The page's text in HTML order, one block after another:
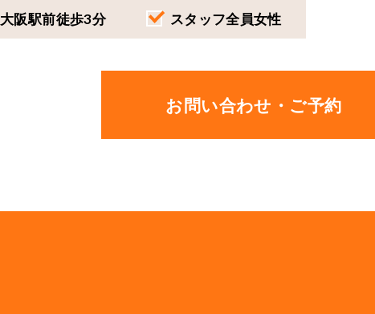
大阪駅前徒歩3分 スタッフ全員女性
お問い合わせ・ご予約